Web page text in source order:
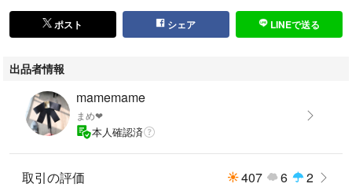
ポスト シェア LINEで送る
出品者情報
mamemame
まめ❤︎
本人確認済
取引の評価 407 6 2